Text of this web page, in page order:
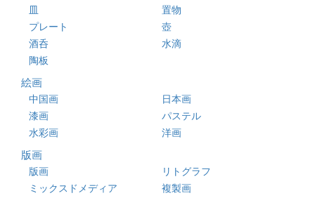
皿
置物
プレート
壺
酒呑
水滴
陶板
絵画
中国画
日本画
漆画
パステル
水彩画
洋画
版画
版画
リトグラフ
ミックスドメディア
複製画